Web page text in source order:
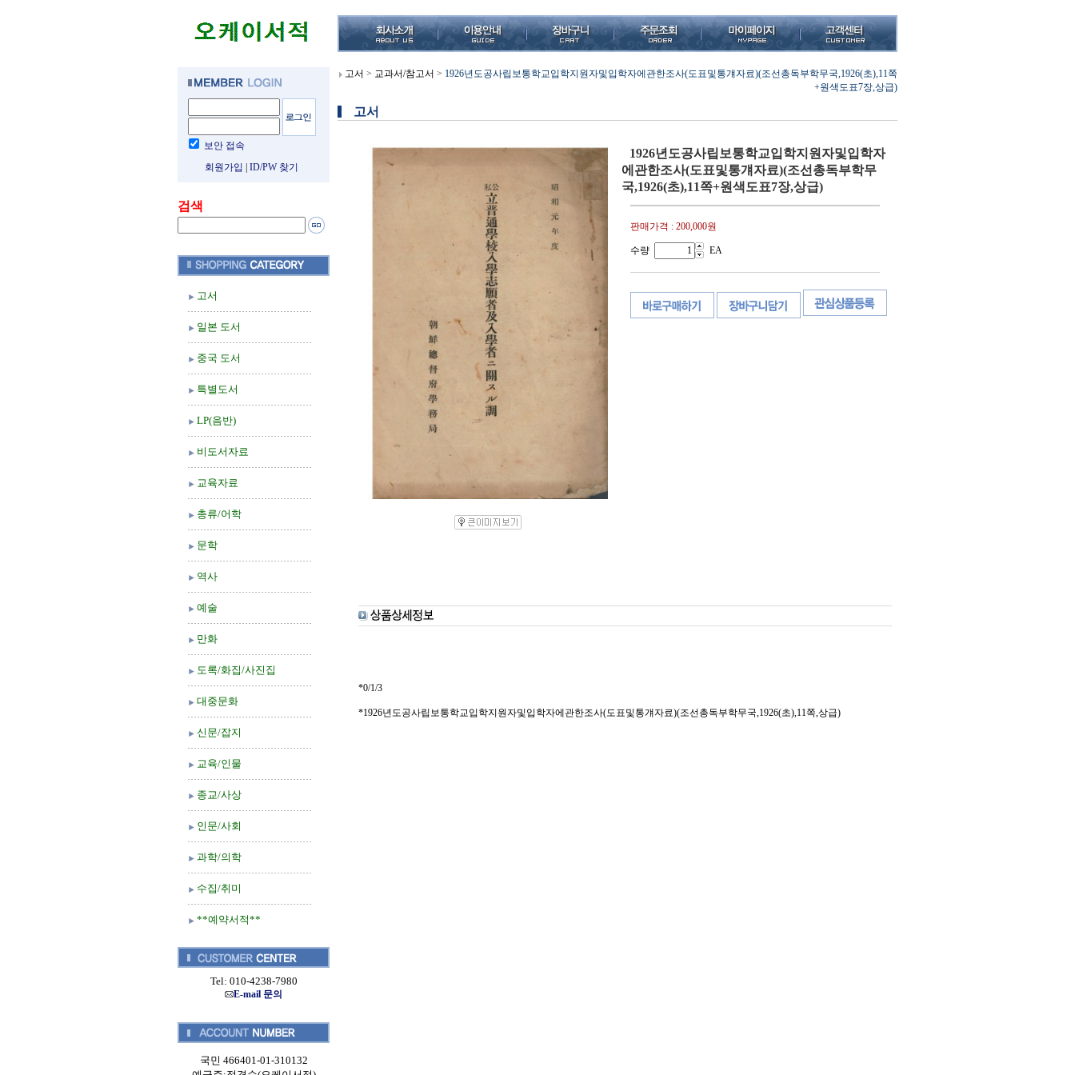
보안 접속
회원가입
ID/PW 찾기
검색
고서
일본 도서
중국 도서
특별도서
LP(음반)
비도서자료
교육자료
총류/어학
문학
역사
예술
만화
도록/화집/사진집
대중문화
신문/잡지
교육/인물
종교/사상
인문/사회
과학/의학
수집/취미
**예약서적**
Tel: 010-4238-7980
E-mail 문의
국민 466401-01-310132
고서 > 교과서/참고서 > 1926년도공사립보통학교입학지원자및입학자에관한조사(도표및통걔자료)(조선총독부학무국,1926(초),11쪽
+원색도표7장,상급)
고서
1926년도공사립보통학교입학지원자및입학자
에관한조사(도표및통걔자료)(조선총독부학무
국,1926(초),11쪽+원색도표7장,상급)
판매가격 : 200,000원
수량 EA
*0/1/3
*1926년도공사립보통학교입학지원자및입학자에관한조사(도표및통걔자료)(조선총독부학무국,1926(초),11쪽,상급)